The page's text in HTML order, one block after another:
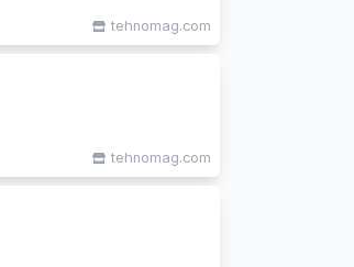
tehnomag.com
tehnomag.com